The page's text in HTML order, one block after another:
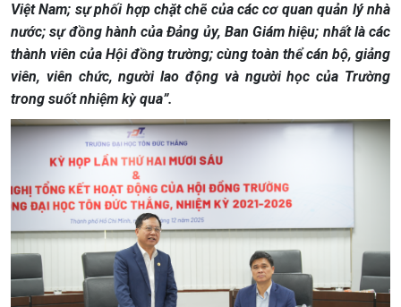
Việt Nam; sự phối hợp chặt chẽ của các cơ quan quản lý nhà
nước; sự đồng hành của Đảng ủy, Ban Giám hiệu; nhất là các
thành viên của Hội đồng trường; cùng toàn thể cán bộ, giảng
viên, viên chức, người lao động và người học của Trường
trong suốt nhiệm kỳ qua”.